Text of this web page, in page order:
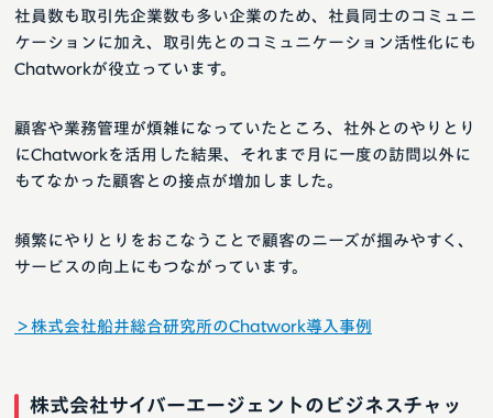
社員数も取引先企業数も多い企業のため、社員同士のコミュニ
ケーションに加え、取引先とのコミュニケーション活性化にも
Chatworkが役立っています。
顧客や業務管理が煩雑になっていたところ、社外とのやりとり
にChatworkを活用した結果、それまで月に一度の訪問以外に
もてなかった顧客との接点が増加しました。
頻繁にやりとりをおこなうことで顧客のニーズが掴みやすく、
サービスの向上にもつながっています。
＞株式会社船井総合研究所のChatwork導入事例
株式会社サイバーエージェントのビジネスチャッ